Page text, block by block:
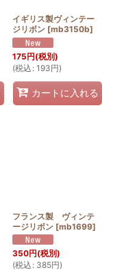
イギリス製ヴィンテー
ジリボン [mb3150b]
175円(税別)
(税込 : 193円)
カートに入れる
フランス製 ヴィンテ
ージリボン [mb1699]
350円(税別)
(税込 : 385円)